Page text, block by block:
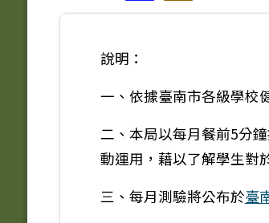
說明：
一、依據臺南市各級學校
二、本局以每月餐前5分
動運用，藉以了解學生對
三、每月測驗將公布於臺